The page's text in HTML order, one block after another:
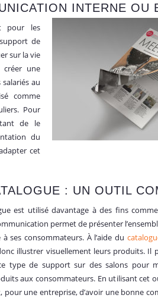
INTERNE OU
pour les
de
sur la vie
créer une
au
comme
Pour
de le
du
cet
LOGUE : UN OUTIL
est utilisé davantage à des fins
permet de présenter
ses consommateurs. À l’aide du
illustrer visuellement leurs produits. Il
type de support sur des salons pour
aux consommateurs. En utilisant cet
pour une entreprise, d’avoir une bonne